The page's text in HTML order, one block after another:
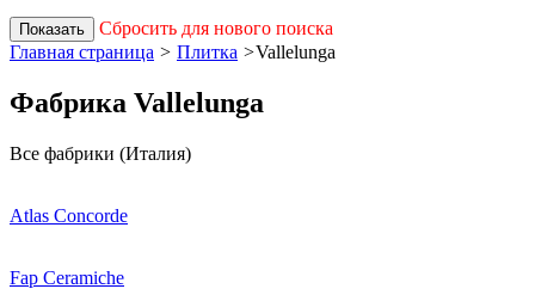
Показать
Сбросить для нового поиска
Главная страница > Плитка >Vallelunga
Фабрика Vallelunga
Все фабрики (Италия)
Atlas Concorde
Fap Ceramiche